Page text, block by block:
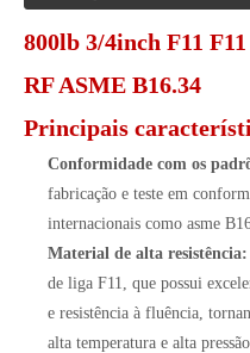
800lb 3/4inch F11
RF ASME B16.34
Principais
Conformidade com os
fabricação e teste em
internacionais como asme
Material de alta resistência:
de liga F11, que possui
e resistência à fluência,
alta temperatura e alta